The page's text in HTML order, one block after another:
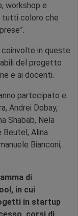
workshop e
tutti coloro che
in queste
del progetto
e ai docenti.
partecipato e
Andrei Dobay,
Shabab, Nela
Beutel, Alina
Bianconi,
di
in cui
in startup